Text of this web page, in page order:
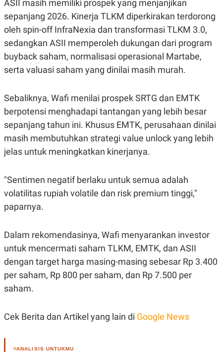
ASII masih memiliki prospek yang menjanjikan
sepanjang 2026. Kinerja TLKM diperkirakan terdorong
oleh spin-off InfraNexia dan transformasi TLKM 3.0,
sedangkan ASII memperoleh dukungan dari program
buyback saham, normalisasi operasional Martabe,
serta valuasi saham yang dinilai masih murah.
Sebaliknya, Wafi menilai prospek SRTG dan EMTK
berpotensi menghadapi tantangan yang lebih besar
sepanjang tahun ini. Khusus EMTK, perusahaan dinilai
masih membutuhkan strategi value unlock yang lebih
jelas untuk meningkatkan kinerjanya.
"Sentimen negatif berlaku untuk semua adalah
volatilitas rupiah volatile dan risk premium tinggi,"
paparnya.
Dalam rekomendasinya, Wafi menyarankan investor
untuk mencermati saham TLKM, EMTK, dan ASII
dengan target harga masing-masing sebesar Rp 3.400
per saham, Rp 800 per saham, dan Rp 7.500 per
saham.
Cek Berita dan Artikel yang lain di Google News
ANALISIS UNTUKMU